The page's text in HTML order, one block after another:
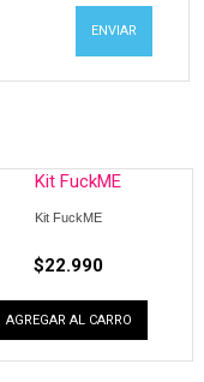
Kit FuckME
$22.990
AGREGAR AL CARRO